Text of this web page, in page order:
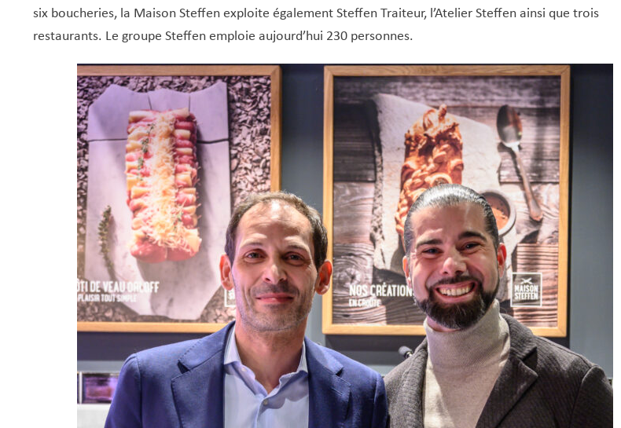
six boucheries, la Maison Steffen exploite également Steffen Traiteur, l’Atelier Steffen ainsi que trois
restaurants. Le groupe Steffen emploie aujourd’hui 230 personnes.